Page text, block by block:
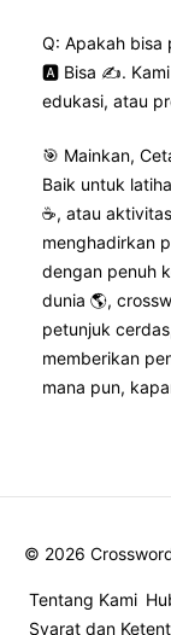
Q: Apakah bisa
🅰️ Bisa ✍️. Kami
edukasi, atau
🎯 Mainkan,
Baik untuk
☕, atau
menghadirkan
dengan penuh
dunia 🌎,
petunjuk
memberikan
mana pun,
© 2026
Tentang Kami
Syarat dan